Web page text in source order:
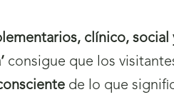
clínico, social
consigue que los
de lo que